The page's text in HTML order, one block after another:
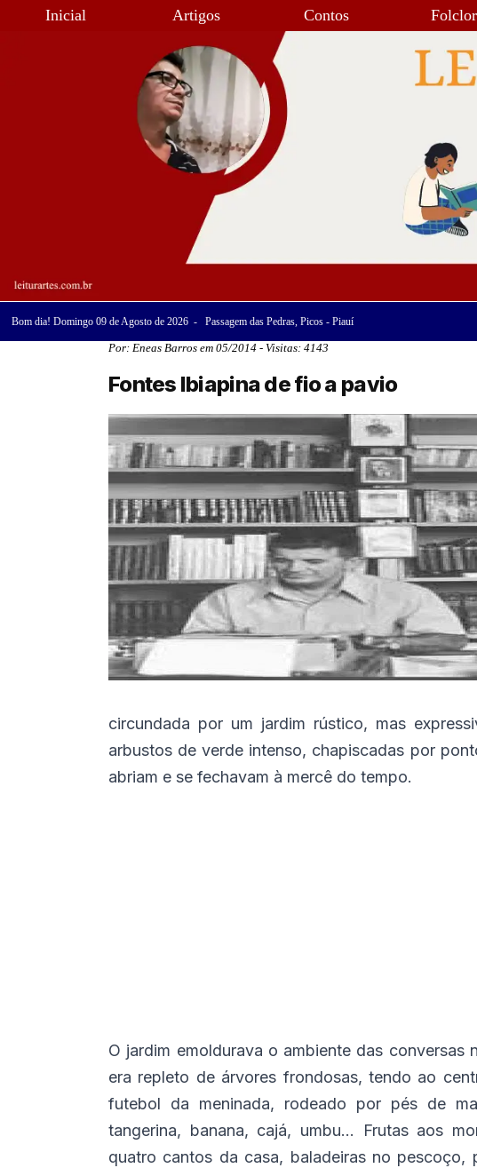
Inicial Artigos Contos
Bom dia! Domingo 09 de Agosto de 2026 - Passagem das Pedras, Picos - Piauí
Por: Eneas Barros em 05/2014 - Visitas: 4143
Fontes Ibiapina de fio a pavio
circundada por um jardim rústico, mas
arbustos de verde intenso, chapiscadas por
abriam e se fechavam à mercê do tempo.
O jardim emoldurava o ambiente das
era repleto de árvores frondosas, tendo ao
futebol da meninada, rodeado por pés de
tangerina, banana, cajá, umbu... Frutas aos
quatro cantos da casa, baladeiras no